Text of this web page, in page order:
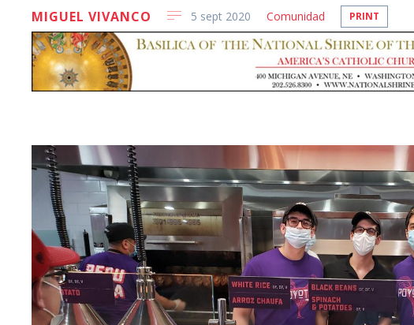
MIGUEL VIVANCO 5 sept 2020 Comunidad PRINT